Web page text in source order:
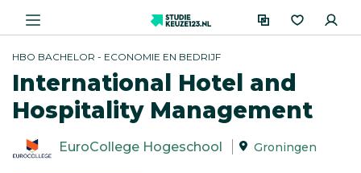
HBO BACHELOR - ECONOMIE EN BEDRIJF
International Hotel and
Hospitality Management
EuroCollege Hogeschool Groningen